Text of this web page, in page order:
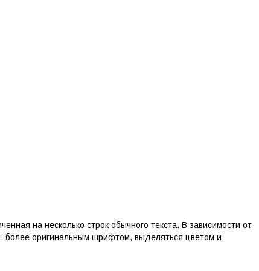
на несколько строк обычного текста. В зависимости от
более оригинальным шрифтом, выделяться цветом и